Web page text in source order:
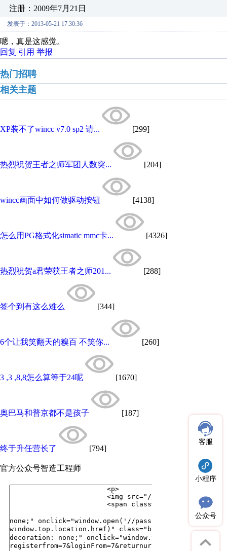
注册：2009年7月21日
发表于：2013-05-21 17:30:36
嗯，真是这感觉。
回复 引用 举报
热门招聘
相关主题
XP装不了wincc v7.0 sp2 请... [299]
热烈祝贺王者之师军团人数突... [204]
wincc画面中如何做驱动按钮 [4138]
怎么用PG格式化simatic mmc卡... [4326]
热烈祝贺a君荣获王者之师201... [288]
签个到有这么难么 [344]
6个让我笑翻天的糗百 不笑你... [260]
3 ,3 ,8,8怎么算等于24呢 [1670]
奥巴马和普京都不是孩子 [187]
终于升任营长了 [794]
官方公众号智造工程师
客服
小程序
公众号